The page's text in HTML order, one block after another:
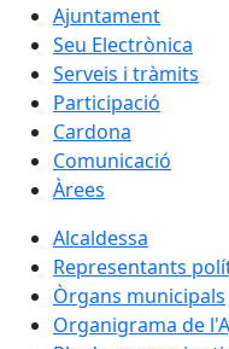
Ajuntament
Seu Electrònica
Serveis i tràmits
Participació
Cardona
Comunicació
Àrees
Alcaldessa
Representants
Òrgans municipals
Organigrama de